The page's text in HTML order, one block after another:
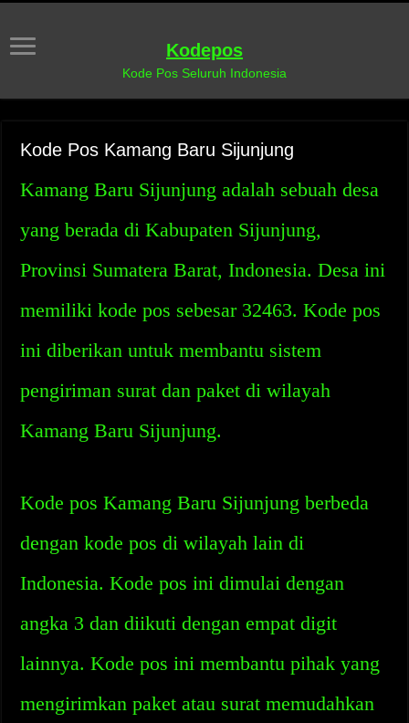
Kodepos
Kode Pos Seluruh Indonesia
Kode Pos Kamang Baru Sijunjung
Kamang Baru Sijunjung adalah sebuah desa
yang berada di Kabupaten Sijunjung,
Provinsi Sumatera Barat, Indonesia. Desa ini
memiliki kode pos sebesar 32463. Kode pos
ini diberikan untuk membantu sistem
pengiriman surat dan paket di wilayah
Kamang Baru Sijunjung.
Kode pos Kamang Baru Sijunjung berbeda
dengan kode pos di wilayah lain di
Indonesia. Kode pos ini dimulai dengan
angka 3 dan diikuti dengan empat digit
lainnya. Kode pos ini membantu pihak yang
mengirimkan paket atau surat memudahkan